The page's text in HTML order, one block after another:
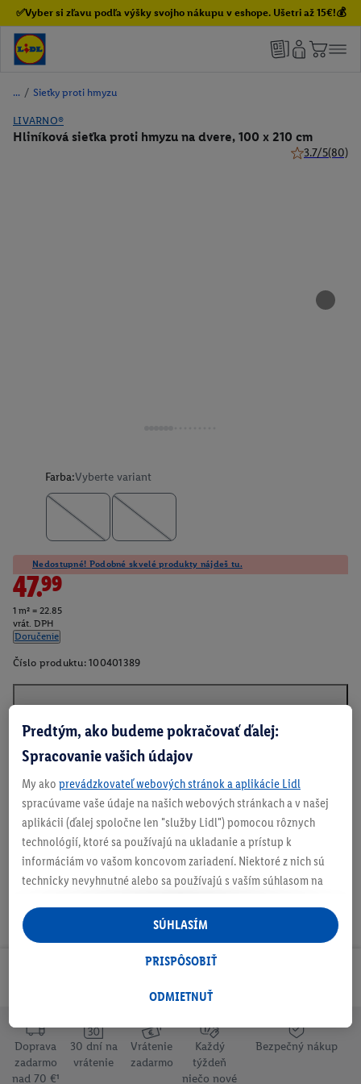
✅Vyber si zľavu podľa výšky svojho nákupu v eshope. Ušetri až 15€!💰
/ Sieťky proti hmyzu
LIVARNO®
Hliníková sieťka proti hmyzu na dvere, 100 x 210 cm
3.7/5(80)
Farba:Vyberte variant
Nedostupné! Podobné skvelé produkty nájdeš tu.
47.99
1 m² = 22.85
vrát. DPH
Doručenie
Číslo produktu: 100401389
Na stiahnutie
Doprava
zadarmo
nad 70 €¹
30 dní na
vrátenie
Vrátenie
zadarmo
Každý
týždeň
niečo nové
Bezpečný nákup
Predtým, ako budeme pokračovať ďalej:
Spracovanie vašich údajov
My ako prevádzkovateľ webových stránok a aplikácie Lidl
spracúvame vaše údaje na našich webových stránkach a v našej
aplikácii (ďalej spoločne len "služby Lidl") pomocou rôznych
technológií, ktoré sa používajú na ukladanie a prístup k
informáciám vo vašom koncovom zariadení. Niektoré z nich sú
technicky nevyhnutné alebo sa používajú s vaším súhlasom na
personalizovanú reklamu v rámci služieb Lidl aj mimo nich. Ak
ste účastníkom programu Lidl Plus, na tieto účely sa spracúvajú
aj údaje z vášho nákupného správania v obchode.
následne si vytvoríte účet Lidl Plus alebo sa prihlásite do svojho
tiež vytvoriť špeciálny online identifikátor z e-mailovej adresy,
ktorú tam uvediete, aby sme vás mohli rozpoznať v službách
prevádzkovaných tretími stranami a zobrazovať vám
ODMIETNUŤ
PRISPÔSOBIŤ
SÚHLASÍM